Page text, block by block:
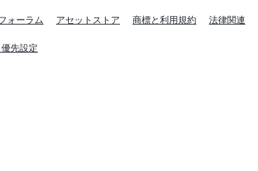
ォーラム アセットストア 商標と利用規約 法律関連
先設定